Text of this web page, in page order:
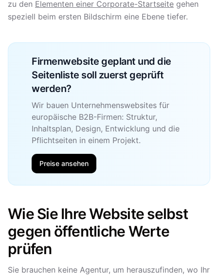
zu den Elementen einer Corporate-Startseite gehen
speziell beim ersten Bildschirm eine Ebene tiefer.
Firmenwebsite geplant und die
Seitenliste soll zuerst geprüft
werden?
Wir bauen Unternehmenswebsites für
europäische B2B-Firmen: Struktur,
Inhaltsplan, Design, Entwicklung und die
Pflichtseiten in einem Projekt.
Preise ansehen
Wie Sie Ihre Website selbst
gegen öffentliche Werte
prüfen
Sie brauchen keine Agentur, um herauszufinden, wo Ihr